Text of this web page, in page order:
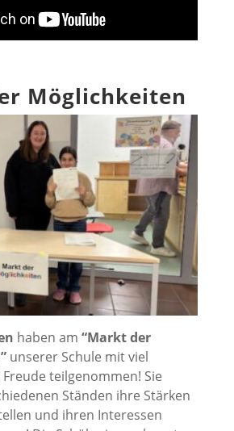
Möglichkeiten
haben am “Markt der
unserer Schule mit viel
teilgenommen! Sie
Ständen ihre Stärken
und ihren Interessen